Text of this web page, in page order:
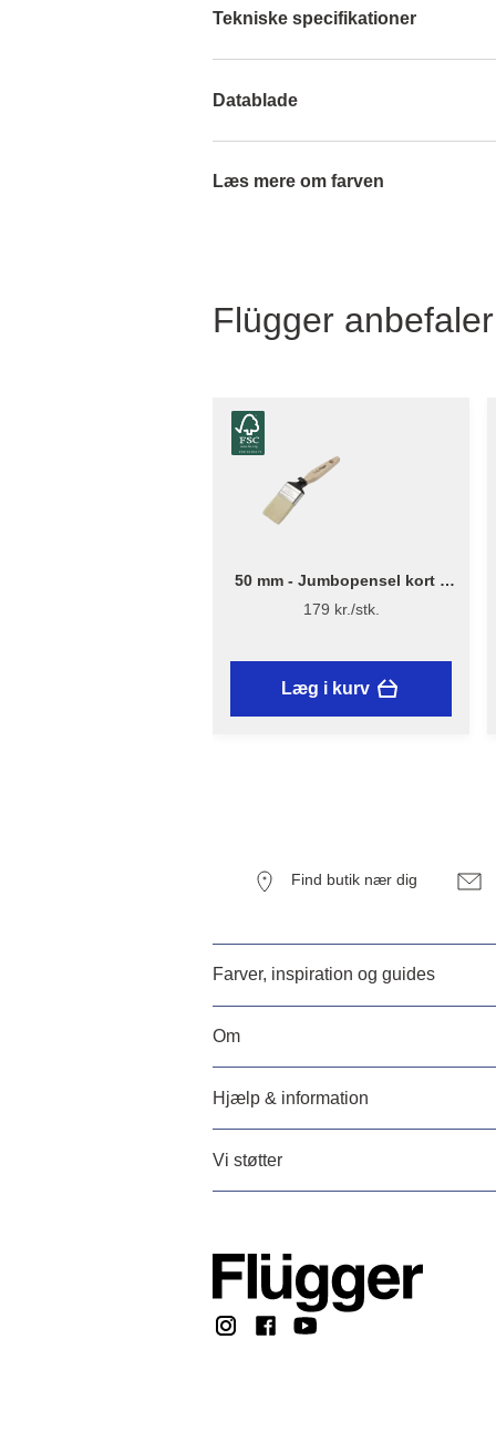
Tekniske specifikationer
Datablade
Læs mere om farven
Flügger anbefaler
50 mm - Jumbopensel kort –
Flügger Excellence Series
179 kr./stk.
Læg i kurv
Find butik nær dig
Farver, inspiration og guides
Om
Hjælp & information
Vi støtter